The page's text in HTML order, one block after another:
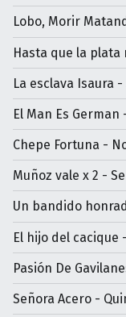
Lobo, Morir
Hasta que la plata
La esclava Isaura
El Man Es
Chepe Fortuna -
Muñoz vale x 2 -
Un bandido
El hijo del cacique
Pasión De
Señora Acero -